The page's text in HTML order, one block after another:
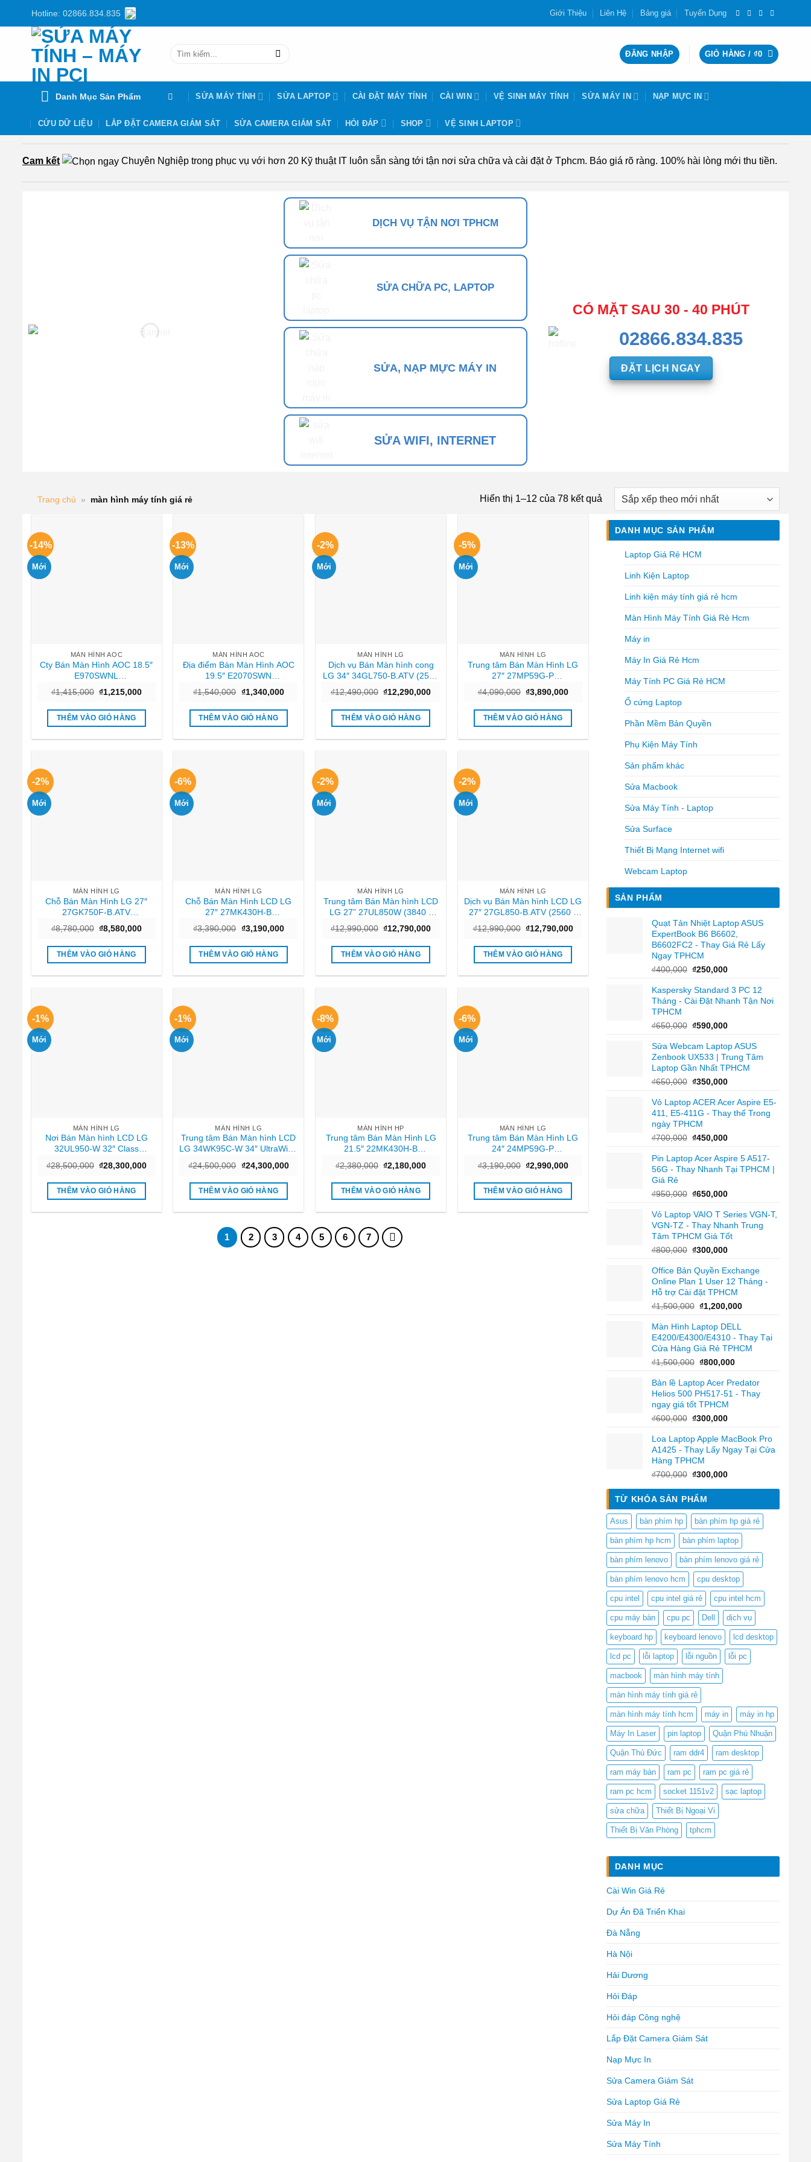
Hotline: 02866.834.835 Giới Thiệu Liên Hệ Bảng giá Tuyển Dụng
Tìm
ĐĂNG NHẬP GIỎ HÀNG / ₫0
Danh Mục Sản Phẩm SỬA MÁY TÍNH SỬA LAPTOP CÀI ĐẶT MÁY TÍNH CÀI WIN VỆ SINH MÁY TÍNH SỬA MÁY IN NẠP MỰC IN
CỨU DỮ LIỆU LẮP ĐẶT CAMERA GIÁM SÁT SỬA CAMERA GIÁM SÁT HỎI ĐÁP SHOP VỆ SINH LAPTOP
Cam kết Chuyên Nghiệp trong phục vụ với hơn 20 Kỹ thuật IT luôn sẵn sàng tới tận nơi sửa chữa và cài đặt ở Tphcm. Báo giá rõ ràng. 100% hài lòng mới thu tiền.
DỊCH VỤ TẬN NƠI TPHCM
SỬA CHỮA PC, LAPTOP
SỬA, NẠP MỰC MÁY IN
SỬA WIFI, INTERNET
CÓ MẶT SAU 30 - 40 PHÚT
02866.834.835
ĐẶT LỊCH NGAY
Trang chủ » màn hình máy tính giá rẻ Hiển thị 1–12 của 78 kết quả
-14%
Mới
MÀN HÌNH AOC
Cty Bán Màn Hình AOC 18.5″
E970SWNL
₫1,415,000 Giá
là:
₫1,415,000.
₫1,215,000Giá
tại
₫1,215,000.
THÊM VÀO GIỎ HÀNG
-13%
Mới
MÀN HÌNH AOC
Địa điểm Bán Màn Hình AOC
19.5″ E2070SWN
tín
₫1,540,000 Giá
là:
₫1,540,000.
₫1,340,000Giá
tại
₫1,340,000.
THÊM VÀO GIỎ HÀNG
-2%
Mới
MÀN HÌNH LG
Dịch vụ Bán Màn hình cong
LG 34″ 34GL750-B.ATV (2560
Sync) Giá tốt
₫12,490,000 Giá
là:
₫12,490,000.
₫12,290,000Giá
₫12,290,000.
THÊM VÀO GIỎ HÀNG
-5%
Mới
MÀN HÌNH LG
Trung tâm Bán Màn Hình LG
27″ 27MP59G-P
Giá tốt
₫4,090,000 Giá
là:
₫4,090,000.
₫3,890,000Giá
tại
₫3,890,000.
THÊM VÀO GIỎ HÀNG
-2%
Mới
MÀN HÌNH LG
Chỗ Bán Màn Hình LG 27″
27GK750F-B.ATV
Tphcm
₫8,780,000 Giá
là:
₫8,780,000.
₫8,580,000Giá
tại
₫8,580,000.
THÊM VÀO GIỎ HÀNG
-6%
Mới
MÀN HÌNH LG
Chỗ Bán Màn Hình LCD LG
27″ 27MK430H-B
Hcm
₫3,390,000 Giá
là:
₫3,390,000.
₫3,190,000Giá
tại
₫3,190,000.
THÊM VÀO GIỎ HÀNG
-2%
Mới
MÀN HÌNH LG
Trung tâm Bán Màn hình LCD
LG 27” 27UL850W (3840 x
Tphcm
₫12,990,000 Giá
là:
₫12,990,000.
₫12,790,000Giá
₫12,790,000.
THÊM VÀO GIỎ HÀNG
-2%
Mới
MÀN HÌNH LG
Dịch vụ Bán Màn hình LCD LG
27″ 27GL850-B.ATV (2560 x
ms/FreeSync) Hcm
₫12,990,000 Giá
là:
₫12,990,000.
₫12,790,000Giá
THÊM VÀO GIỎ HÀNG
-1%
Mới
MÀN HÌNH LG
Nơi Bán Màn hình LCD LG
32UL950-W 32″ Class
hãng Hcm
₫28,500,000 Giá
là:
₫28,500,000.
₫28,300,000Giá
tại
₫28,300,000.
THÊM VÀO GIỎ HÀNG
-1%
Mới
MÀN HÌNH LG
Trung tâm Bán Màn hình LCD
LG 34WK95C-W 34″ UltraWide
hãng Tphcm
₫24,500,000 Giá
là:
₫24,500,000.
₫24,300,000Giá
₫24,300,000.
THÊM VÀO GIỎ HÀNG
-8%
Mới
MÀN HÌNH HP
Trung tâm Bán Màn Hình LG
21.5″ 22MK430H-B
Tphcm
₫2,380,000 Giá
là:
₫2,380,000.
₫2,180,000Giá
tại
₫2,180,000.
THÊM VÀO GIỎ HÀNG
-6%
Mới
MÀN HÌNH LG
Trung tâm Bán Màn Hình LG
24″ 24MP59G-P
Chất lượng
₫3,190,000 Giá
là:
₫3,190,000.
₫2,990,000Giá
tại
₫2,990,000.
THÊM VÀO GIỎ HÀNG
1 2 3 4 5 6 7
DANH MỤC SẢN PHẨM
Laptop Giá Rẻ HCM
Linh Kiện Laptop
Linh kiện máy tính giá rẻ hcm
Màn Hình Máy Tính Giá Rẻ Hcm
Máy in
Máy In Giá Rẻ Hcm
Máy Tính PC Giá Rẻ HCM
Ổ cứng Laptop
Phần Mềm Bản Quyền
Phụ Kiện Máy Tính
Sản phẩm khác
Sửa Macbook
Sửa Máy Tính - Laptop
Sửa Surface
Thiết Bị Mạng Internet wifi
Webcam Laptop
SẢN PHẨM
Quạt Tản Nhiệt Laptop ASUS
ExpertBook B6 B6602,
B6602FC2 - Thay Giá Rẻ Lấy
Ngay TPHCM
₫400,000 Giá
là:
₫400,000.
₫250,000Giá
tại
là:
Kaspersky Standard 3 PC 12
Tháng - Cài Đặt Nhanh Tận Nơi
TPHCM
₫650,000 Giá
là:
₫650,000.
₫590,000Giá
tại
là:
₫590,000.
Sửa Webcam Laptop ASUS
Zenbook UX533 | Trung Tâm
Laptop Gần Nhất TPHCM
₫650,000 Giá
là:
₫650,000.
₫350,000Giá
tại
là:
Vỏ Laptop ACER Acer Aspire E5-
411, E5-411G - Thay thế Trong
ngày TPHCM
₫700,000 Giá
là:
₫700,000.
₫450,000Giá
tại
là:
Pin Laptop Acer Aspire 5 A517-
56G - Thay Nhanh Tại TPHCM |
Giá Rẻ
₫950,000 Giá
là:
₫950,000.
₫650,000Giá
tại
là:
₫650,000.
Vỏ Laptop VAIO T Series VGN-T,
VGN-TZ - Thay Nhanh Trung
Tâm TPHCM Giá Tốt
₫800,000 Giá
là:
₫800,000.
₫300,000Giá
tại
là:
₫300,000.
Office Bản Quyền Exchange
Online Plan 1 User 12 Tháng -
Hỗ trợ Cài đặt TPHCM
₫1,500,000 Giá
là:
₫1,500,000.
₫1,200,000Giá
tại
là:
₫1,200,000.
Màn Hình Laptop DELL
E4200/E4300/E4310 - Thay Tại
Cửa Hàng Giá Rẻ TPHCM
₫1,500,000 Giá
là:
₫1,500,000.
₫800,000Giá
tại
là:
Bản lề Laptop Acer Predator
Helios 500 PH517-51 - Thay
ngay giá tốt TPHCM
₫600,000 Giá
là:
₫600,000.
₫300,000Giá
tại
là:
Loa Laptop Apple MacBook Pro
A1425 - Thay Lấy Ngay Tại Cửa
Hàng TPHCM
₫700,000 Giá
là:
₫300,000Giá
₫300,000.
TỪ KHÓA SẢN PHẨM
Asus bàn phím hp bàn phím hp giá rẻ
bàn phím hp hcm bàn phím laptop
bàn phím lenovo bàn phím lenovo giá rẻ
bàn phím lenovo hcm cpu desktop
cpu intel cpu intel giá rẻ cpu intel hcm
cpu máy bàn cpu pc Dell dịch vụ
keyboard hp keyboard lenovo lcd desktop
lcd pc lỗi laptop lỗi nguồn lỗi pc
macbook màn hình máy tính
màn hình máy tính giá rẻ
màn hình máy tính hcm máy in máy in hp
Máy In Laser pin laptop Quận Phú Nhuận
Quận Thủ Đức ram ddr4 ram desktop
ram máy bàn ram pc ram pc giá rẻ
ram pc hcm socket 1151v2 sạc laptop
sửa chữa Thiết Bị Ngoại Vi
Thiết Bị Văn Phòng tphcm
DANH MỤC
Cài Win Giá Rẻ
Dự Án Đã Triển Khai
Đà Nẵng
Hà Nội
Hải Dương
Hỏi Đáp
Hỏi đáp Công nghệ
Lắp Đặt Camera Giám Sát
Nạp Mực In
Sửa Camera Giám Sát
Sửa Laptop Giá Rẻ
Sửa Máy In
Sửa Máy Tính